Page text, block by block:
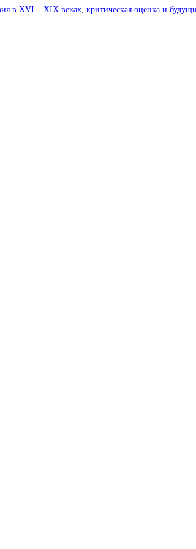
в XVI – XIX веках, критическая оценка и